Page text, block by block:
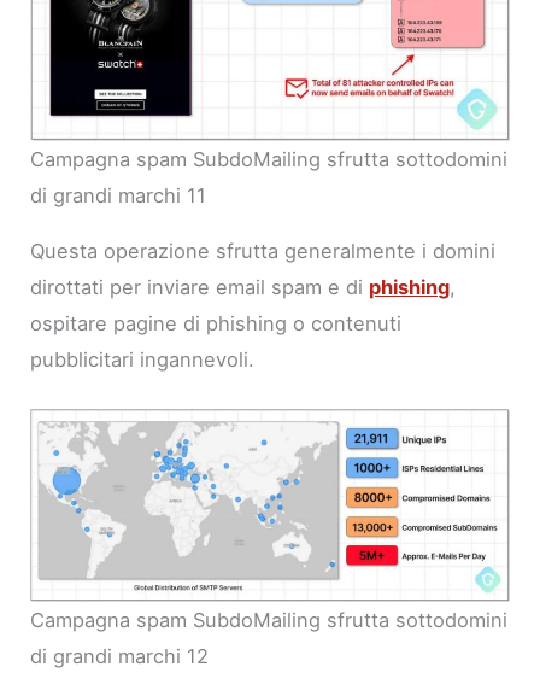
Campagna spam SubdoMailing sfrutta sottodomini
di grandi marchi 11
Questa operazione sfrutta generalmente i domini
dirottati per inviare email spam e di phishing,
ospitare pagine di phishing o contenuti
pubblicitari ingannevoli.
Campagna spam SubdoMailing sfrutta sottodomini
di grandi marchi 12